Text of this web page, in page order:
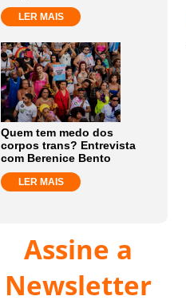
LER MAIS
Quem tem medo dos
corpos trans? Entrevista
com Berenice Bento
LER MAIS
Assine a
Newsletter